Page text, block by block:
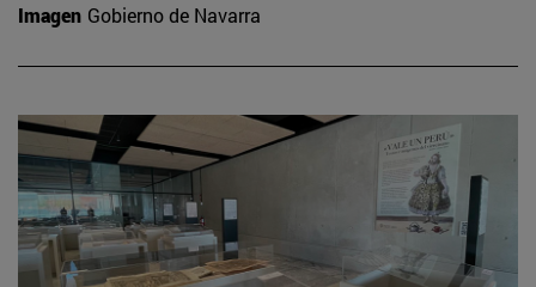
Imagen Gobierno de Navarra